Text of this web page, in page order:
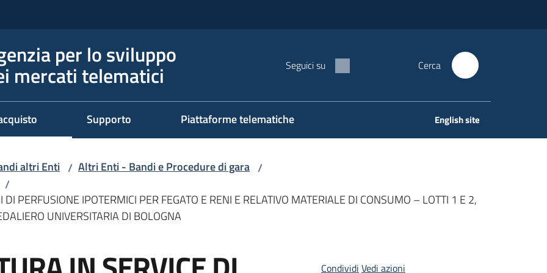
per lo sviluppo
mercati telematici Seguici su Cerca
Supporto Piattaforme telematiche English site
altri Enti / Altri Enti - Bandi e Procedure di gara /
/
PERFUSIONE IPOTERMICI PER FEGATO E RENI E RELATIVO MATERIALE DI CONSUMO – LOTTI 1 E 2,
UNIVERSITARIA DI BOLOGNA
Condividi Vedi azioni